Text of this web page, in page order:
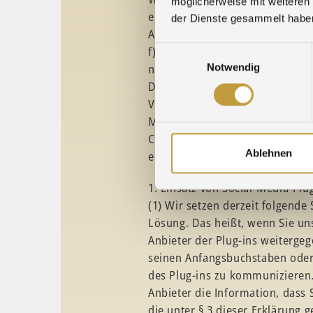
der Dienste gesammelt
Einwilligungsauswahl
Notwendig
Ablehnen
e) [Wir setzen Cookies ein,
Andernfalls müssten Sie sich
f) [Die genutzten Flash-
nutzen wir HTML5 storage
Daten unabhängig von Ihrem
Verarbeitung der Flash-
Mozilla Firefox (https://
Chrome. Die Nutzung von
einsetzen. Zudem empfehlen
1. Einsatz von Social-Media-
(1) Wir setzen derzeit folgende
Lösung. Das heißt, wenn Sie
Anbieter der Plug-ins
seinen Anfangsbuchstaben
des Plug-ins zu
Anbieter die Information, dass